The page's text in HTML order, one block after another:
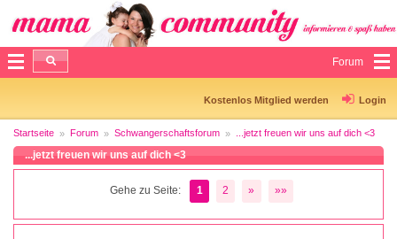
Forum
Kostenlos Mitglied werden Login
Startseite Forum Schwangerschaftsforum ...jetzt freuen wir uns auf dich <3
...jetzt freuen wir uns auf dich <3
Gehe zu Seite: 1 2 » »»